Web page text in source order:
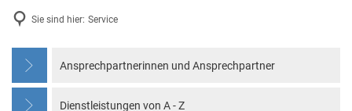
Sie sind hier: Service
ServiceAnsprechpartnerinnen und Ansprechpartner
Dienstleistungen von A - Z